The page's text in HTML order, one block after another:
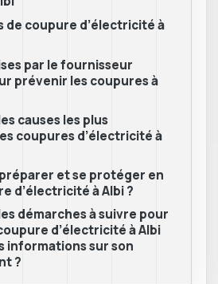
de coupure d’électricité à
par le fournisseur
prévenir les coupures à
causes les plus
coupures d’électricité à
et se protéger en
d’électricité à Albi ?
démarches à suivre pour
d’électricité à Albi
informations sur son
?